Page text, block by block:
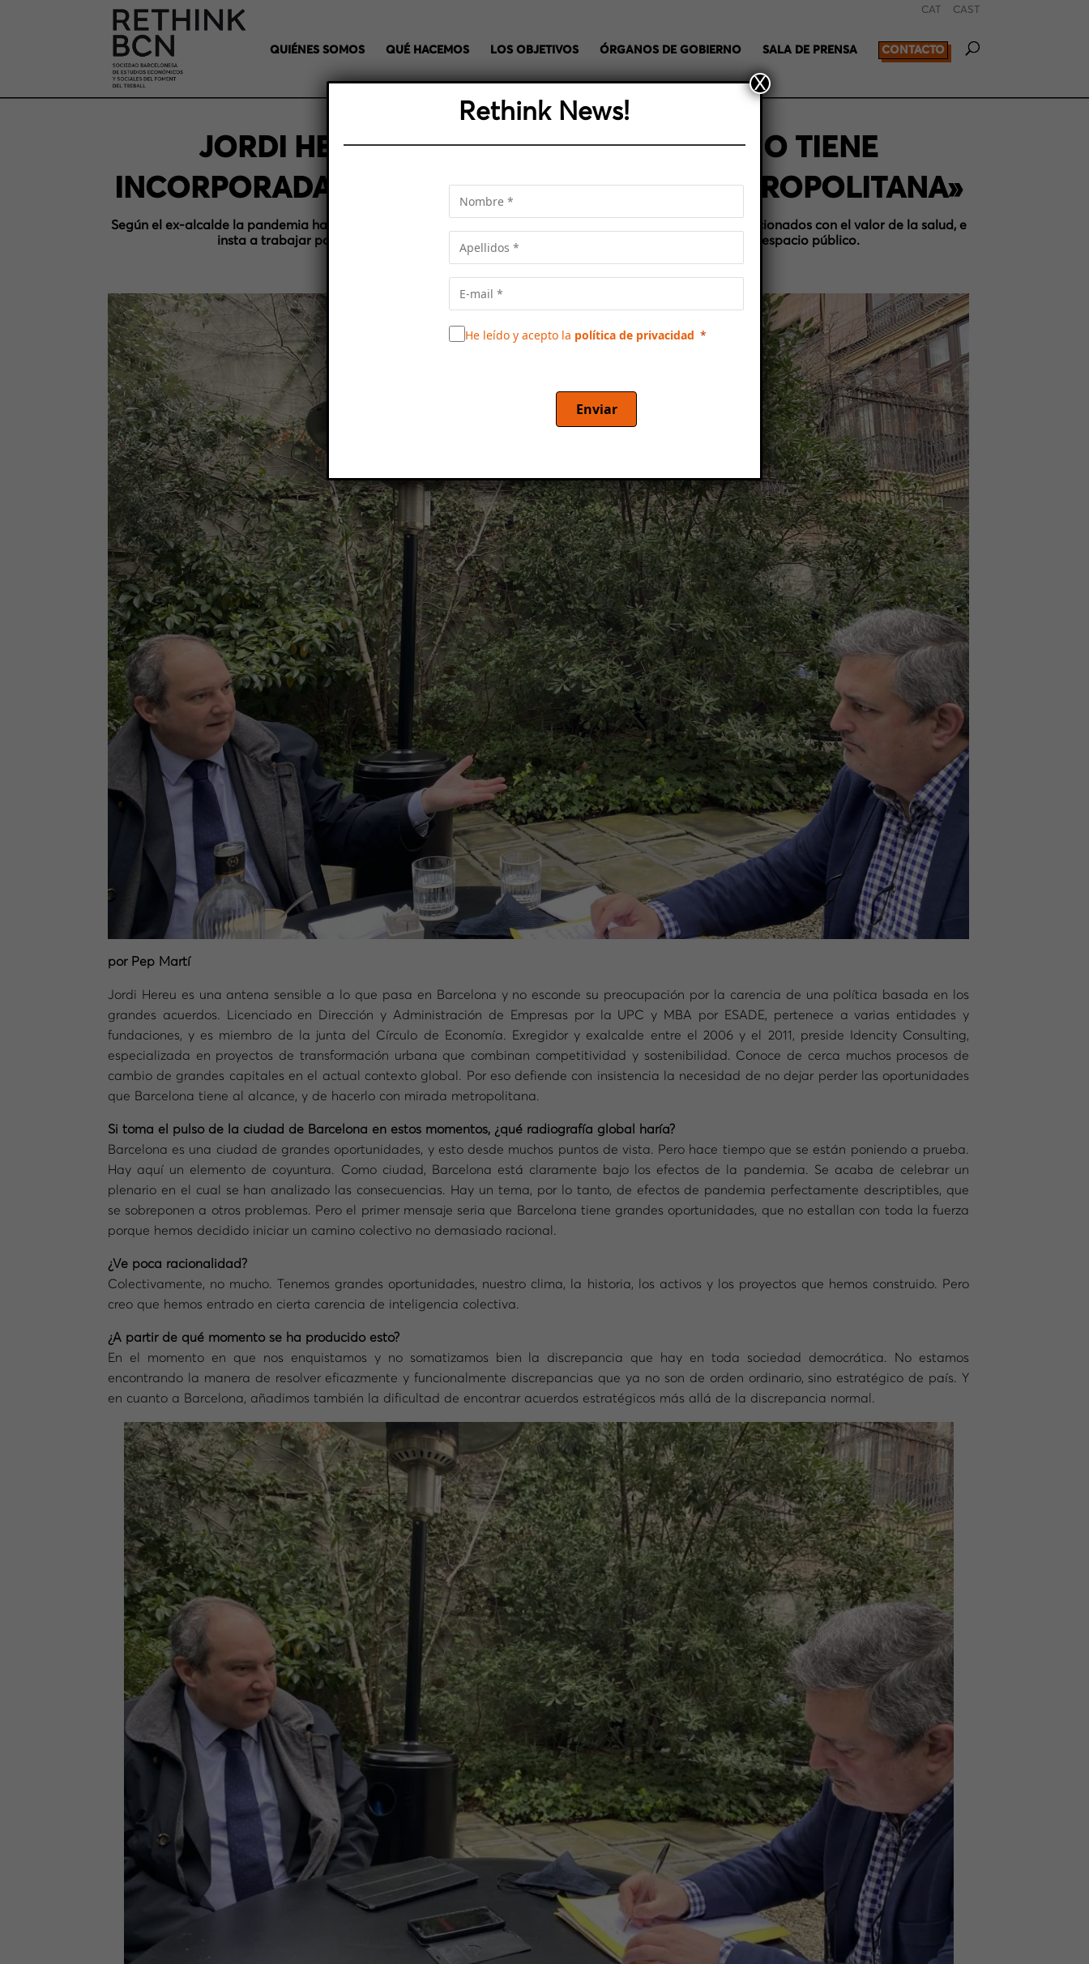
CAT CAST
QUIÉNES SOMOS QUÉ HACEMOS LOS OBJETIVOS ÓRGANOS DE GOBIERNO SALA DE PRENSA CONTACTO
JORDI HEREU: «BARCELONA TODAVÍA NO TIENE
INCORPORADA UNA MIRADA DE REGIÓN METROPOLITANA»
Según el ex-alcalde la pandemia ha puesto sobre la mesa aspectos que no estaban bastante cuidados relacionados con el valor de la salud, e
insta a trabajar para crear «ciudades saludables», lo cual tiene que ver con la vivienda y el espacio público.
por Pep Martí
Jordi Hereu es una antena sensible a lo que pasa en Barcelona y no esconde su preocupación por la carencia de una política basada en los
grandes acuerdos. Licenciado en Dirección y Administración de Empresas por la UPC y MBA por ESADE, pertenece a varias entidades y
fundaciones, y es miembro de la junta del Círculo de Economía. Exregidor y exalcalde entre el 2006 y el 2011, preside Idencity Consulting,
especializada en proyectos de transformación urbana que combinan competitividad y sostenibilidad. Conoce de cerca muchos procesos de
cambio de grandes capitales en el actual contexto global. Por eso defiende con insistencia la necesidad de no dejar perder las oportunidades
que Barcelona tiene al alcance, y de hacerlo con mirada metropolitana.
Si toma el pulso de la ciudad de Barcelona en estos momentos, ¿qué radiografía global haría?
Barcelona es una ciudad de grandes oportunidades, y esto desde muchos puntos de vista. Pero hace tiempo que se están poniendo a prueba.
Hay aquí un elemento de coyuntura. Como ciudad, Barcelona está claramente bajo los efectos de la pandemia. Se acaba de celebrar un
plenario en el cual se han analizado las consecuencias. Hay un tema, por lo tanto, de efectos de pandemia perfectamente descriptibles, que
se sobreponen a otros problemas. Pero el primer mensaje seria que Barcelona tiene grandes oportunidades, que no estallan con toda la fuerza
porque hemos decidido iniciar un camino colectivo no demasiado racional.
¿Ve poca racionalidad?
Colectivamente, no mucho. Tenemos grandes oportunidades, nuestro clima, la historia, los activos y los proyectos que hemos construido. Pero
creo que hemos entrado en cierta carencia de inteligencia colectiva.
¿A partir de qué momento se ha producido esto?
En el momento en que nos enquistamos y no somatizamos bien la discrepancia que hay en toda sociedad democrática. No estamos
encontrando la manera de resolver eficazmente y funcionalmente discrepancias que ya no son de orden ordinario, sino estratégico de país. Y
en cuanto a Barcelona, añadimos también la dificultad de encontrar acuerdos estratégicos más allá de la discrepancia normal.
Rethink News!
He leído y acepto la política de privacidad
Enviar
X